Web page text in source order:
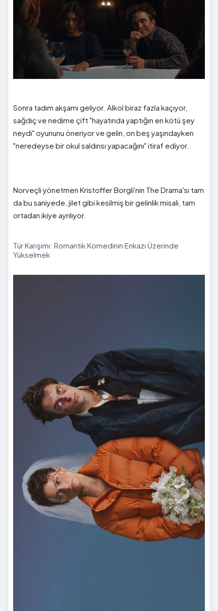
Sonra tadım akşamı geliyor. Alkol biraz fazla kaçıyor,
sağdıç ve nedime çift "hayatında yaptığın en kötü şey
neydi" oyununu öneriyor ve gelin, on beş yaşındayken
"neredeyse bir okul saldırısı yapacağını" itiraf ediyor.
Norveçli yönetmen Kristoffer Borgli'nin The Drama'sı tam
da bu saniyede, jilet gibi kesilmiş bir gelinlik misali, tam
ortadan ikiye ayrılıyor.
Tür Karışımı: Romantik Komedinin Enkazı Üzerinde
Yükselmek